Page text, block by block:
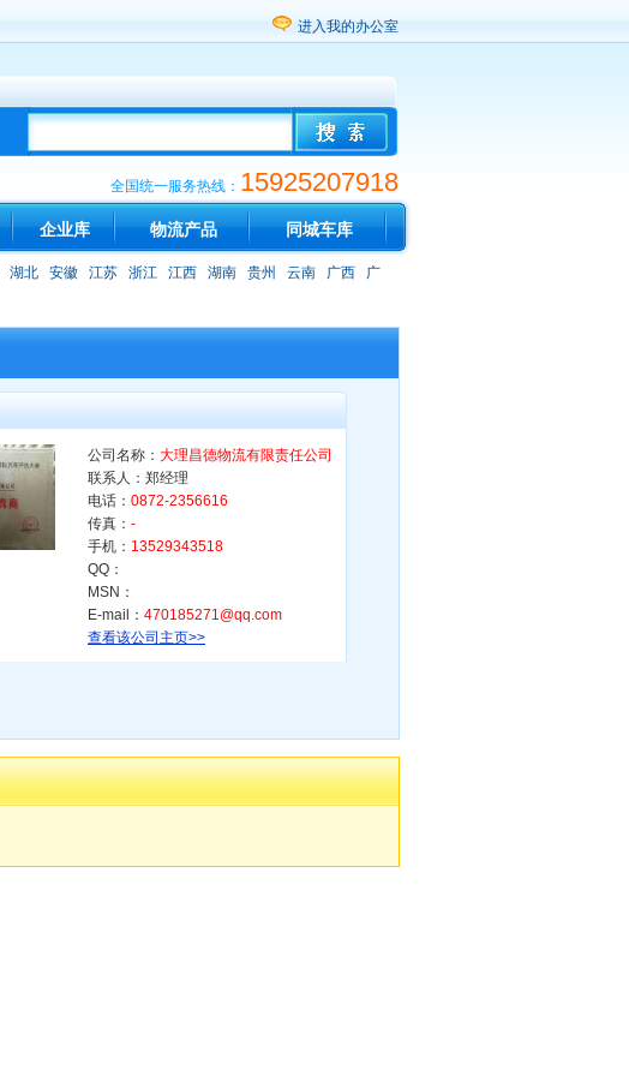
进入我的办公室
全国统一服务热线： 15925207918
企业库 物流产品 同城车库
湖北 安徽 江苏 浙江 江西 湖南 贵州 云南 广西
广
公司名称： 大理昌德物流有限责任公司
联系人：郑经理
电话： 0872-2356616
传真： -
手机： 13529343518
QQ：
MSN：
E-mail： 470185271@qq.com
查看该公司主页>>